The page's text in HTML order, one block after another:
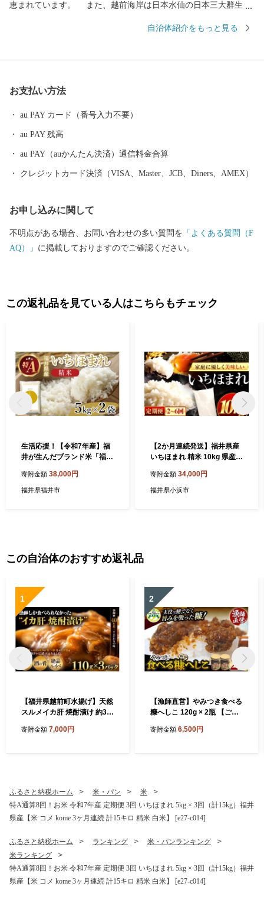
恵まれています。 また、越前海岸は日本水仙の日本三大群生地
国道305号から眺めた斜面は水仙でうめつくされ、優しい香りが漂
観光地が多くあります。ぜひ一度お越しいただき、本物の“越前ブ
ランド”に触れてみてください。 【お問い合わせについて】 越前
～1/3休み) TEL 050-5526-2902 メール furusato@town-echizen.com
※寄附金受領証明書およびワンストップ特例申請は返礼品とは別
に郵送をしております。
自治体紹介をもっと見る
お支払い方法
au PAY カード（番号入力不要）
au PAY 残高
au PAY（auかんたん決済）通信料金合算
クレジットカード決済（VISA、Master、JCB、Diners、AMEX）
お申し込みに関して
不明点がある場合、お問い合わせの多い質問を 「よくある質問（F
AQ）」 に掲載しておりますのでご確認ください。
この返礼品を見ている人はこちらもチェック
生活応援！【令和7年産】福
井が生んだブランド米「福井
精米】 [C-014003] / 米 こめ
精米 お米 コメ ごはん 精米
寄附金額 38,000円
福井県福井市
【2か月連続発送】福井県産
いちほまれ 精米 10kg 県産ブ
米 こめ ご飯 ごはん 米10キ
ロ コメ 小浜市 / 梅田東米穀
寄附金額 34,000円
福井県小浜市
この自治体のおすすめ返礼品
1
【福井県越前町水揚げ】天然
スルメイカ肝 焼酎漬け 約33
ベ・酒の肴・おつまみ・ご飯
寄附金額 7,000円
2
【漁師直営】やみつき食べる
糠へしこ 120g × 2瓶 【ご飯
ク風味 万能調味料 へしこ 米
寄附金額 6,500円
ふるさと納税ホーム 米・パン
米
特A通算8回！お米 令和7年産 定期便 3回 いちほまれ 5kg × 3回（計15kg）福井
県産【米 コメ kome 3ヶ月連続 計15キロ 精米 白米】 [e27-c014]
ふるさと納税ホーム ランキング
米・パンランキング
米ランキング
特A通算8回！お米 令和7年産 定期便 3回 いちほまれ 5kg × 3回（計15kg）福井
県産【米 コメ kome 3ヶ月連続 計15キロ 精米 白米】 [e27-c014]